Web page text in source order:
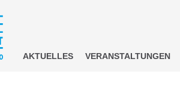
AKTUELLES VERANSTALTUNGEN